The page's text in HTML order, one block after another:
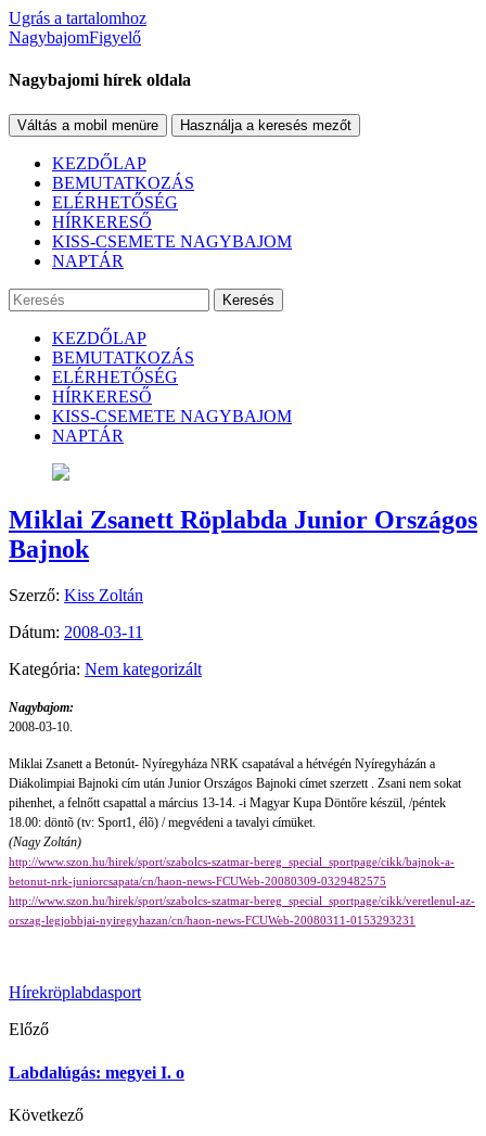
Ugrás a tartalomhoz
NagybajomFigyelő
Nagybajomi hírek oldala
Váltás a mobil menüre Használja a keresés mezőt
KEZDŐLAP
BEMUTATKOZÁS
ELÉRHETŐSÉG
HÍRKERESŐ
KISS-CSEMETE NAGYBAJOM
NAPTÁR
Keresés
KEZDŐLAP
BEMUTATKOZÁS
ELÉRHETŐSÉG
HÍRKERESŐ
KISS-CSEMETE NAGYBAJOM
NAPTÁR
Miklai Zsanett Röplabda Junior Országos
Bajnok
Szerző: Kiss Zoltán
Dátum: 2008-03-11
Kategória: Nem kategorizált
Nagybajom:
2008-03-10.
Miklai Zsanett a Betonút- Nyíregyháza NRK csapatával a hétvégén Nyíregyházán a
Diákolimpiai Bajnoki cím után Junior Országos Bajnoki címet szerzett . Zsani nem sokat
pihenhet, a felnőtt csapattal a március 13-14. -i Magyar Kupa Döntőre készül, /péntek
18.00: döntõ (tv: Sport1, élõ) / megvédeni a tavalyi címüket.
(Nagy Zoltán)
http://www.szon.hu/hirek/sport/szabolcs-szatmar-bereg_special_sportpage/cikk/bajnok-a-
betonut-nrk-juniorcsapata/cn/haon-news-FCUWeb-20080309-0329482575
http://www.szon.hu/hirek/sport/szabolcs-szatmar-bereg_special_sportpage/cikk/veretlenul-az-
orszag-legjobbjai-nyiregyhazan/cn/haon-news-FCUWeb-20080311-0153293231
Hírekröplabdasport
Előző
Labdalúgás: megyei I. o
Következő